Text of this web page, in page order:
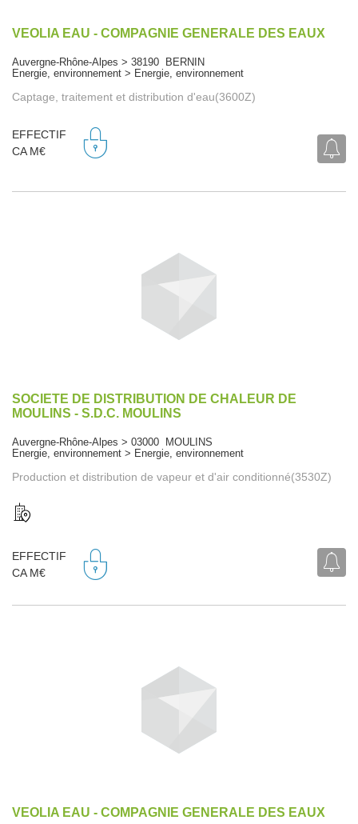
VEOLIA EAU - COMPAGNIE GENERALE DES EAUX
Auvergne-Rhône-Alpes > 38190 BERNIN
Energie, environnement > Energie, environnement
Captage, traitement et distribution d'eau(3600Z)
EFFECTIF
CA M€
SOCIETE DE DISTRIBUTION DE CHALEUR DE
MOULINS - S.D.C. MOULINS
Auvergne-Rhône-Alpes > 03000 MOULINS
Energie, environnement > Energie, environnement
Production et distribution de vapeur et d'air conditionné(3530Z)
EFFECTIF
CA M€
VEOLIA EAU - COMPAGNIE GENERALE DES EAUX